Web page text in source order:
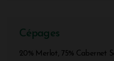
Cépages
20% Merlot, 75% Cabernet